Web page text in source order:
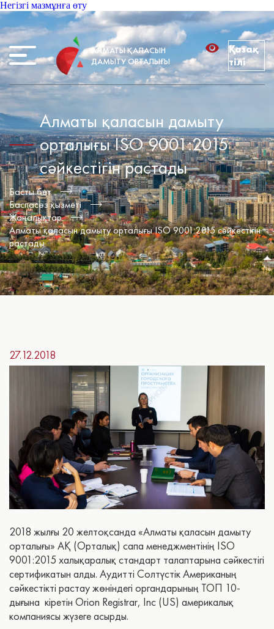
Негізгі мазмұнға өту
АЛМАТЫ ҚАЛАСЫН
ДАМЫТУ ОРТАЛЫҒЫ
Қазақ
тілі
Алматы қаласын дамыту
орталығы ISO 9001:2015
сәйкестігін растады
Басты бет
Баспасөз қызметі
Жаңалықтар
Алматы қаласын дамыту орталығы ISO 9001:2015 сәйкестігін
растады
27.12.2018
2018 жылғы 20 желтоқсанда «Алматы қаласын дамыту
орталығы» АҚ (Орталық) сапа менеджментінің ISO
9001:2015 халықаралық стандарт талаптарына сәйкестігі
сертификатын алды. Аудитті Солтүстік Американың
сәйкестікті растау жөніндегі органдарының ТОП 10-
дығына кіретін Orion Registrar, Inc (US) америкалық
компаниясы жүзеге асырды.